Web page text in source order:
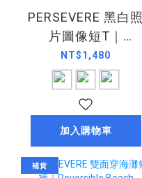
PERSEVERE 黑白照
片圖像短T｜
Monochrome
Graphic Photo T-
Shirt（26SS）
NT$1,480
加入購物車
補貨